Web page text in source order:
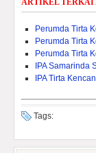
ARTIKEL
Perumda Tirta
Perumda Tirta
Perumda Tirta
IPA
IPA Tirta
Tags: